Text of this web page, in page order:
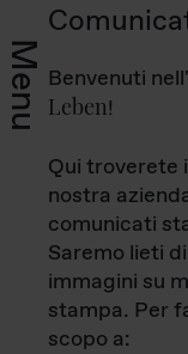
Menu Benvenuti
Leben!
Qui troverete
nostra
comunicati
Saremo lieti
immagini su
stampa. Per
scopo a: